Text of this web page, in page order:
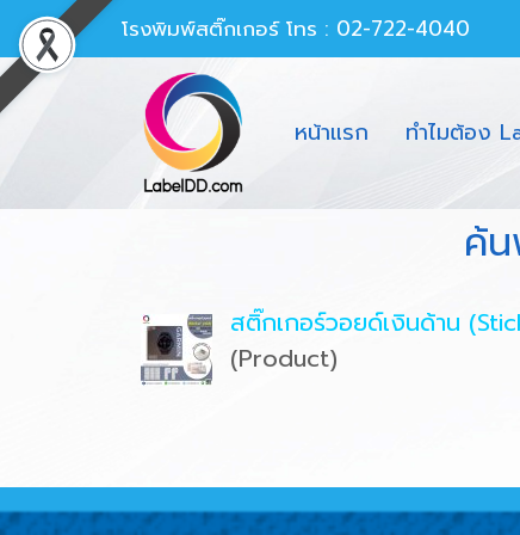
โรงพิมพ์สติ๊กเกอร์โทร : 02-722-4040
หน้าแรก ทำไมต้อง
ค้
สติ๊กเกอร์วอยด์เงินด้าน
(Product)